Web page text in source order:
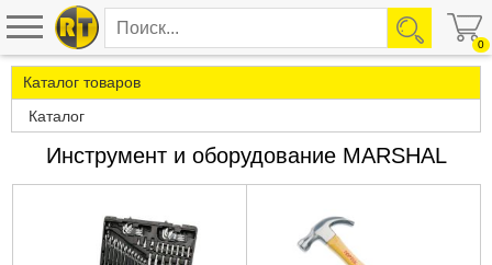
0
Каталог товаров
Каталог
Инструмент и оборудование MARSHAL